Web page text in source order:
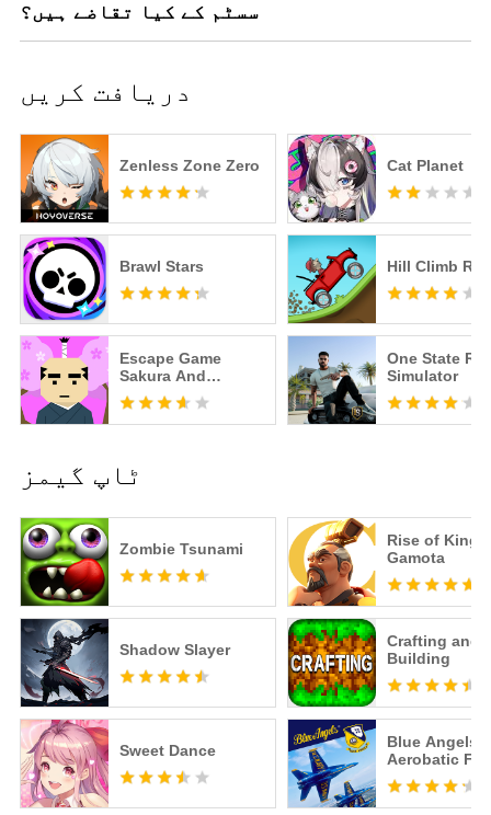
سسٹم کے کیا تقاضے ہیں؟
دریافت کریں
Zenless Zone Zero Cat Planet
Brawl Stars Hill Climb
Escape Game
Sakura And
Samurai
One State RP
Simulator
ٹاپ گیمز
Zombie Tsunami
Shadow Slayer
Sweet Dance
Rise of
Gamota
Crafting and
Building
Blue Angels:
Aerobatic